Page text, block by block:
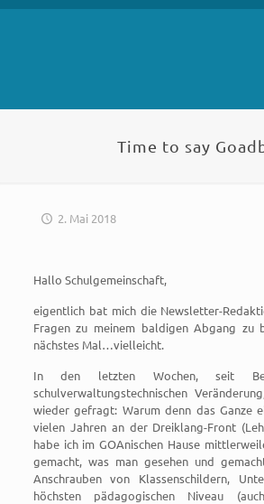
Time to say
2. Mai 2018
Hallo Schulgemeinschaft,
eigentlich bat mich die Newsletter-
Fragen zu meinem baldigen Abgang zu
nächstes Mal…vielleicht.
In den letzten Wochen, seit
schulverwaltungstechnischen
wieder gefragt: Warum denn das Ganze
vielen Jahren an der Dreiklang-Front
habe ich im GOAnischen Hause
gemacht, was man gesehen und
Anschrauben von Klassenschildern,
höchsten pädagogischen Niveau